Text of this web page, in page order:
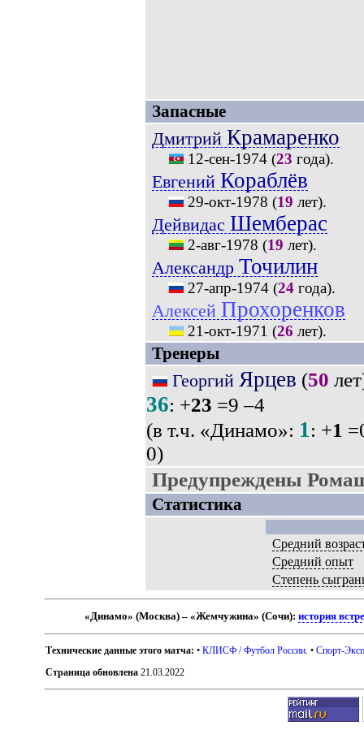
Запасные
Дмитрий Крамаренко
12-сен-1974(23 года).
Евгений Кораблёв
29-окт-1978 (19 лет).
Дейвидас Шемберас
2-авг-1978 (19 лет).
Александр Точилин
27-апр-1974(24года).
Алексей Прохоренков
21-окт-1971 (26 лет).
Тренеры
Георгий Ярцев (50
36: +23 =9 –4
(в т.ч. «Динамо»: 1: +1
0)
Предупреждены
Статистика
Средний
Средний опыт
Степень
«Динамо» (Москва) – «Жемчужина» (Сочи):история
Технические данные этого матча: •КЛИСФ / Футбол России . •Спорт-
Страница обновлена 21.03.2022